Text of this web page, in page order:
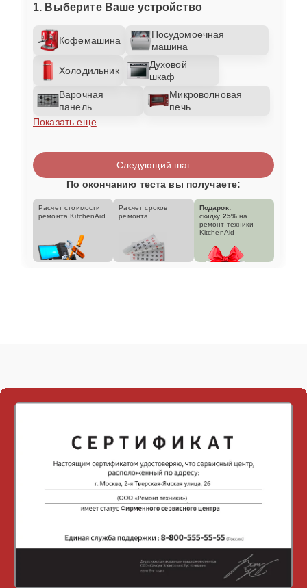
1. Выберите Ваше устройство
Кофемашина
Посудомоечная
машина
Холодильник
Духовой
шкаф
Варочная
панель
Микроволновая
печь
Показать еще
Следующий шаг
По окончанию теста вы получаете:
Расчет стоимости
ремонта KitchenAid
Расчет сроков
ремонта
Подарок:
скидку 25% на
ремонт техники
KitchenAid